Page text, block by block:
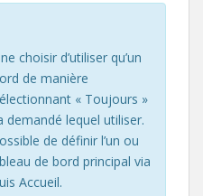
choisir d’utiliser qu’un
de manière
« Toujours »
demandé lequel utiliser.
de définir l’un ou
de bord principal via
Accueil.